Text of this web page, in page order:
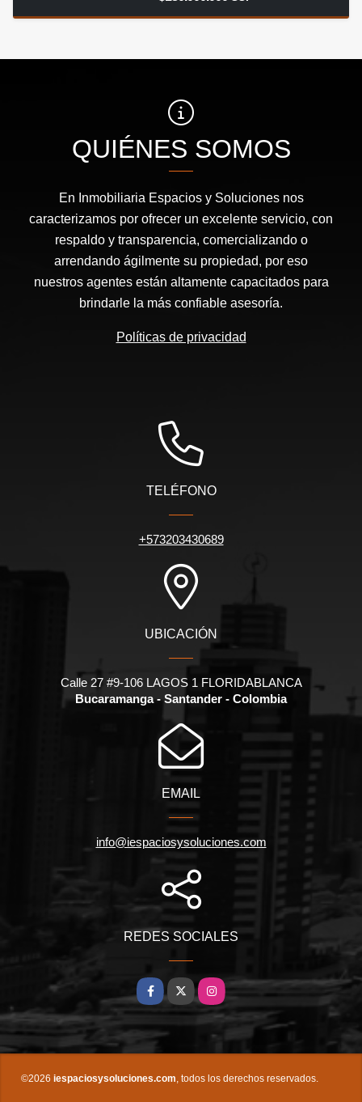
QUIÉNES SOMOS
En Inmobiliaria Espacios y Soluciones nos
caracterizamos por ofrecer un excelente servicio, con
respaldo y transparencia, comercializando o
arrendando ágilmente su propiedad, por eso
nuestros agentes están altamente capacitados para
brindarle la más confiable asesoría.
Políticas de privacidad
TELÉFONO
+573203430689
UBICACIÓN
Calle 27 #9-106 LAGOS 1 FLORIDABLANCA
Bucaramanga - Santander - Colombia
EMAIL
info@iespaciosysoluciones.com
REDES SOCIALES
Facebook
X Instagram
©2026 iespaciosysoluciones.com, todos los derechos reservados.